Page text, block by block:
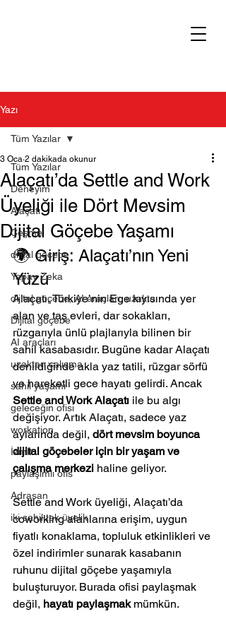
Yazı
Tüm Yazılar
Deneyim
Alaçatı
Çeşme
dijital göçebe
Yapay Zeka
dijital göçebe, AI araçları, uzakta
Dijital göçebe
AI araçları
uzaktan çalışma
sahil yaşamı
geleceğin ofisi
workation
İzmir
paylaşımlı ofis
Adrasan
iki sahil tek üyelik
Tüm Yazılar
Alaçatı’da Settle and Work
Üyeliği ile Dört Mevsim
Dijital Göçebe Yaşamı
3 Oca 2 dakikada okunur
🌍 Giriş: Alaçatı’nın Yeni
Yüzü
Alaçatı, Türkiye’nin Ege kıyısında yer
alan ve taş evleri, dar sokakları,
rüzgarıyla ünlü plajlarıyla bilinen bir
sahil kasabasıdır. Bugüne kadar Alaçatı
denildiğinde akla yaz tatili, rüzgar sörfü
ve hareketli gece hayatı gelirdi. Ancak
Settle and Work Alaçatı ile bu algı
değişiyor. Artık Alaçatı, sadece yaz
aylarında değil, dört mevsim boyunca
dijital göçebeler için bir yaşam ve
çalışma merkezi haline geliyor.
Settle and Work üyeliği, Alaçatı’da
coworking alanlarına erişim, uygun
fiyatlı konaklama, topluluk etkinlikleri ve
özel indirimler sunarak kasabanın
ruhunu dijital göçebe yaşamıyla
buluşturuyor. Burada ofisi paylaşmak
değil, hayatı paylaşmak mümkün.